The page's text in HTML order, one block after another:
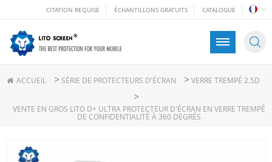
CITATION REQUISE ÉCHANTILLONS GRATUITS CATALOGUE
ACCUEIL > SÉRIE DE PROTECTEURS D'ÉCRAN > VERRE TREMPÉ 2.5D
>
VENTE EN GROS LITO D+ ULTRA PROTECTEUR D'ÉCRAN EN VERRE TREMPÉ
DE CONFIDENTIALITÉ À 360 DEGRÉS